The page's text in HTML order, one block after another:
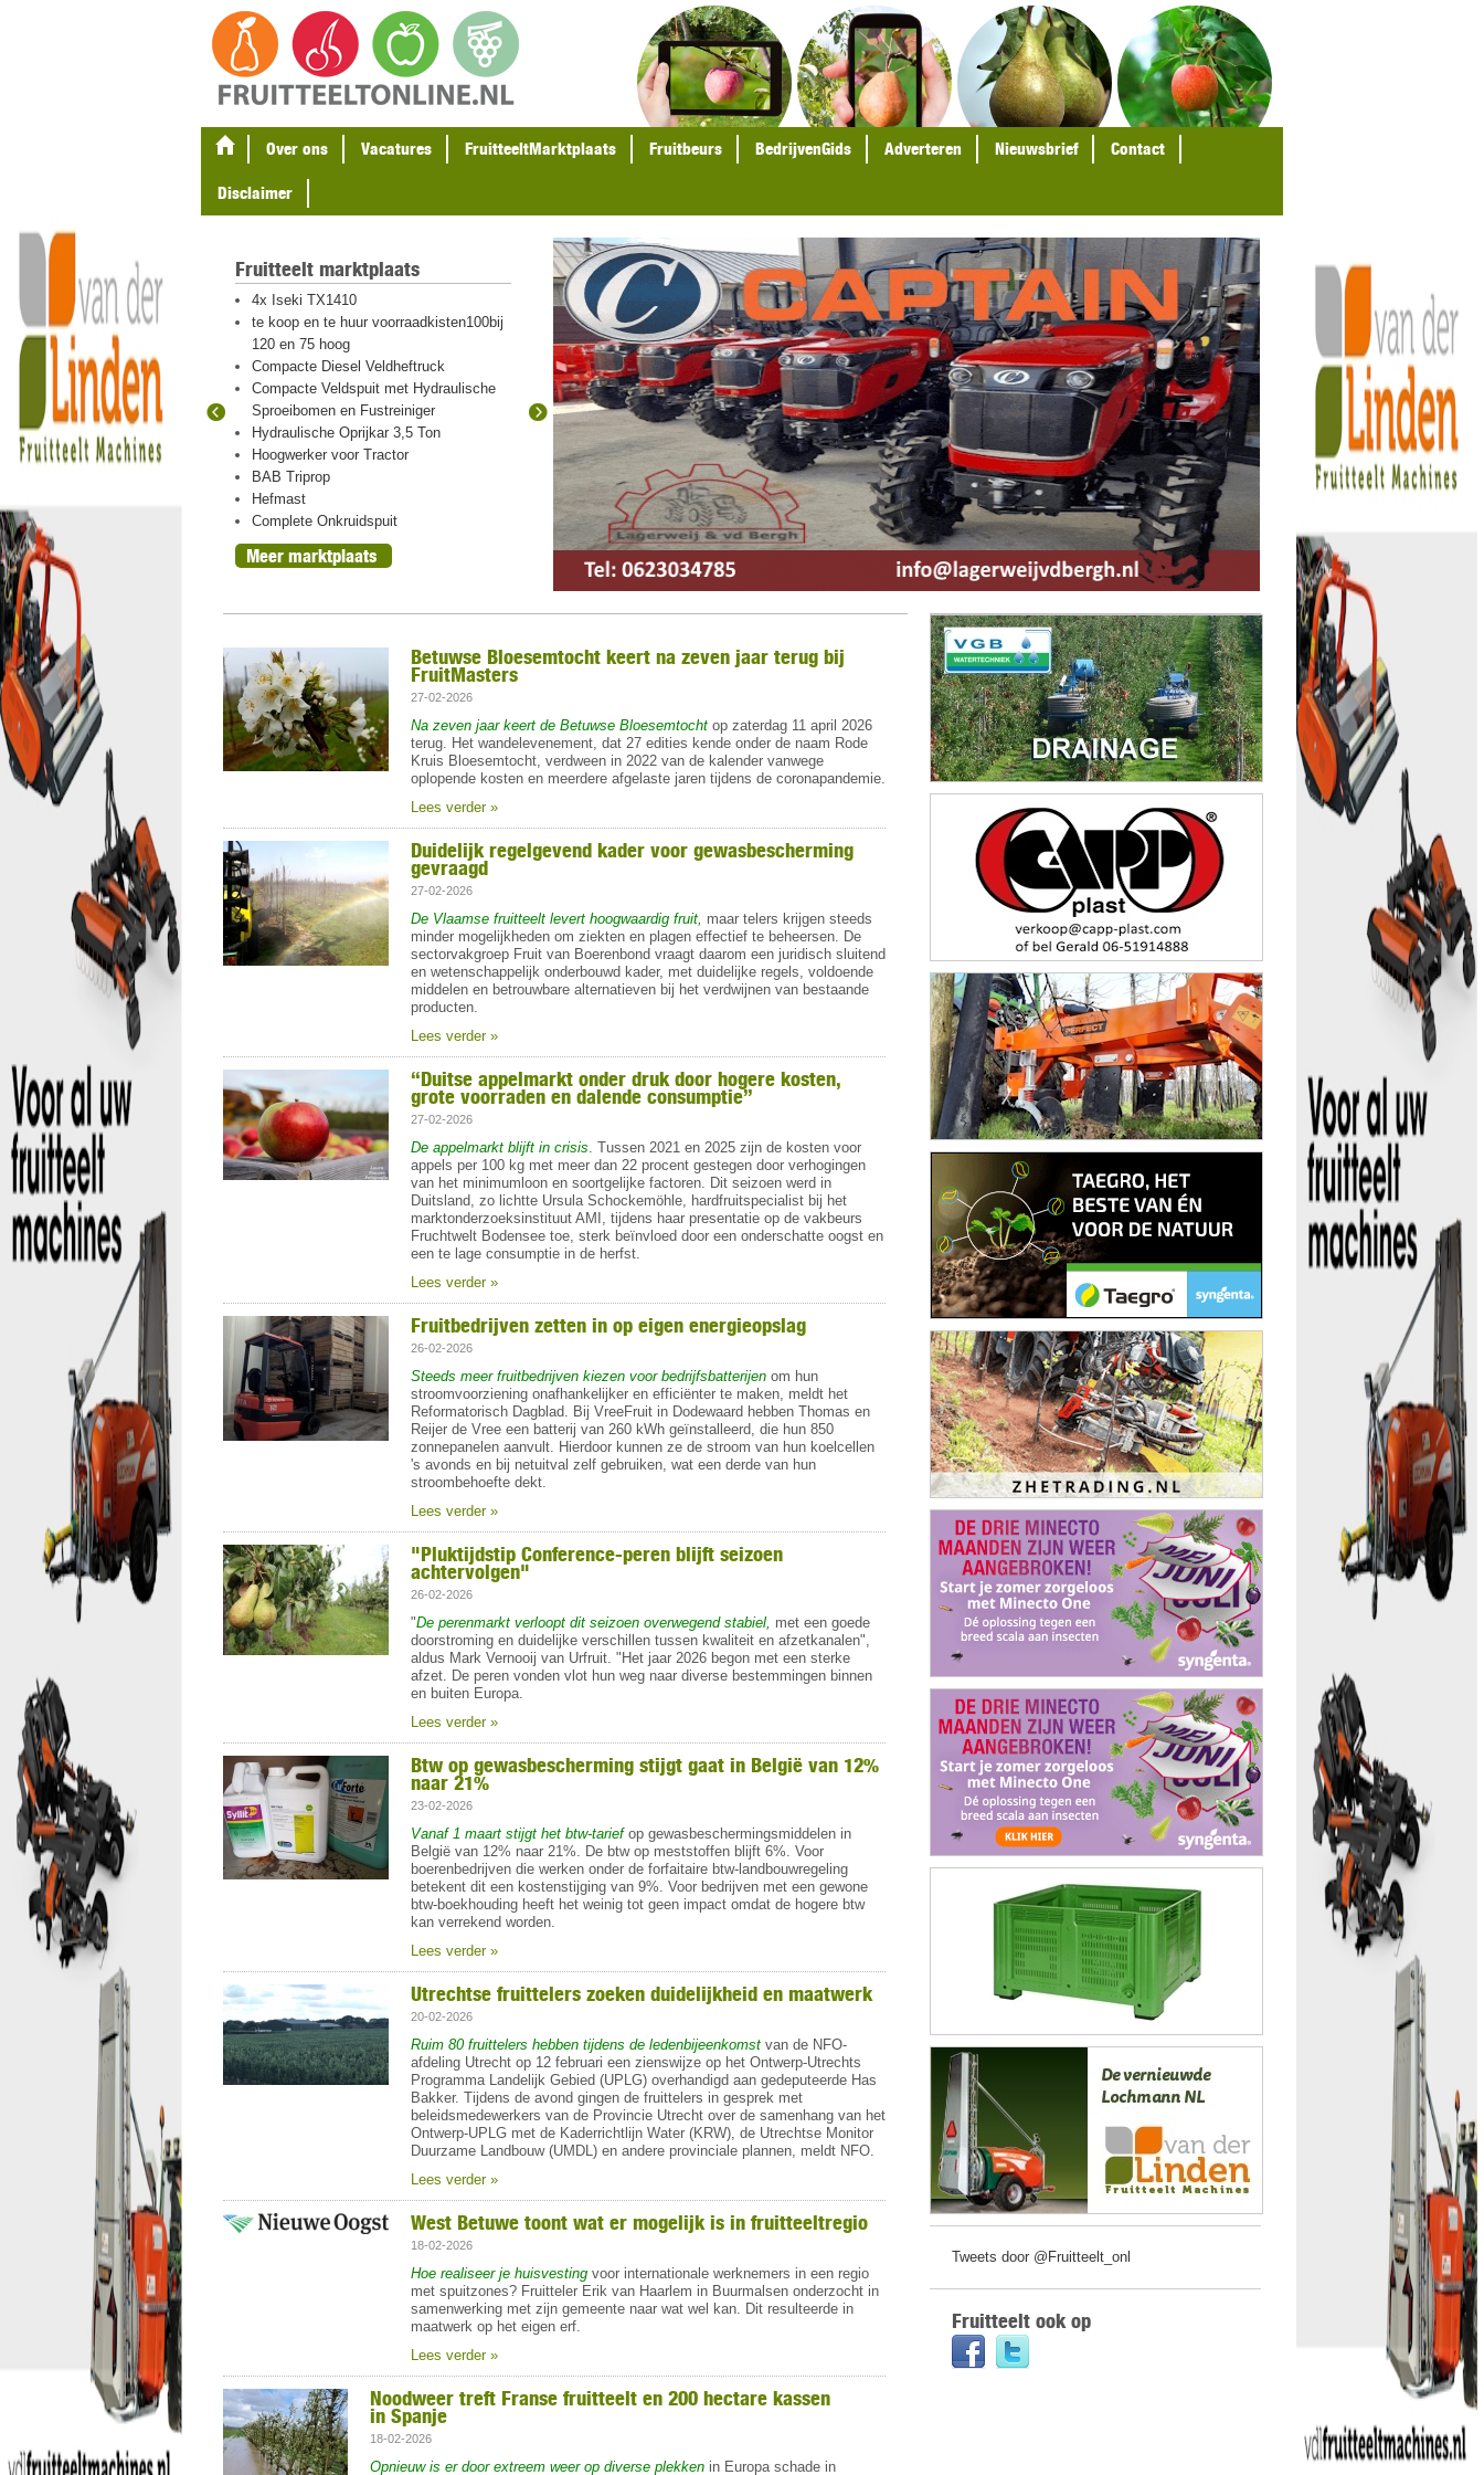
Over ons Vacatures FruitteeltMarktplaats Fruitbeurs BedrijvenGids Adverteren Nieuwsbrief Contact
Disclaimer
palen
hout en plastic
met
Fruitteelt marktplaats
4x Iseki TX1410
te koop en te huur voorraadkisten100bij
120 en 75 hoog
Compacte Diesel Veldheftruck
Compacte Veldspuit met Hydraulische
Sproeibomen en Fustreiniger
Hydraulische Oprijkar 3,5 Ton
Hoogwerker voor Tractor
BAB Triprop
Hefmast
Complete Onkruidspuit
Meer marktplaats
Betuwse Bloesemtocht keert na zeven jaar terug bij
FruitMasters
27-02-2026
Na zeven jaar keert de Betuwse Bloesemtocht op zaterdag 11 april 2026
terug. Het wandelevenement, dat 27 edities kende onder de naam Rode
Kruis Bloesemtocht, verdween in 2022 van de kalender vanwege
oplopende kosten en meerdere afgelaste jaren tijdens de coronapandemie.
Lees verder »
Duidelijk regelgevend kader voor gewasbescherming
gevraagd
27-02-2026
De Vlaamse fruitteelt levert hoogwaardig fruit, maar telers krijgen steeds
minder mogelijkheden om ziekten en plagen effectief te beheersen. De
sectorvakgroep Fruit van Boerenbond vraagt daarom een juridisch sluitend
en wetenschappelijk onderbouwd kader, met duidelijke regels, voldoende
middelen en betrouwbare alternatieven bij het verdwijnen van bestaande
producten.
Lees verder »
“Duitse appelmarkt onder druk door hogere kosten,
grote voorraden en dalende consumptie”
27-02-2026
De appelmarkt blijft in crisis. Tussen 2021 en 2025 zijn de kosten voor
appels per 100 kg met meer dan 22 procent gestegen door verhogingen
van het minimumloon en soortgelijke factoren. Dit seizoen werd in
Duitsland, zo lichtte Ursula Schockemöhle, hardfruitspecialist bij het
marktonderzoeksinstituut AMI, tijdens haar presentatie op de vakbeurs
Fruchtwelt Bodensee toe, sterk beïnvloed door een onderschatte oogst en
een te lage consumptie in de herfst.
Lees verder »
Fruitbedrijven zetten in op eigen energieopslag
26-02-2026
Steeds meer fruitbedrijven kiezen voor bedrijfsbatterijen om hun
stroomvoorziening onafhankelijker en efficiënter te maken, meldt het
Reformatorisch Dagblad. Bij VreeFruit in Dodewaard hebben Thomas en
Reijer de Vree een batterij van 260 kWh geïnstalleerd, die hun 850
zonnepanelen aanvult. Hierdoor kunnen ze de stroom van hun koelcellen
's avonds en bij netuitval zelf gebruiken, wat een derde van hun
stroombehoefte dekt.
Lees verder »
"Pluktijdstip Conference-peren blijft seizoen
achtervolgen"
26-02-2026
"De perenmarkt verloopt dit seizoen overwegend stabiel, met een goede
doorstroming en duidelijke verschillen tussen kwaliteit en afzetkanalen",
aldus Mark Vernooij van Urfruit. "Het jaar 2026 begon met een sterke
afzet. De peren vonden vlot hun weg naar diverse bestemmingen binnen
en buiten Europa.
Lees verder »
Btw op gewasbescherming stijgt gaat in België van 12%
naar 21%
23-02-2026
Vanaf 1 maart stijgt het btw-tarief op gewasbeschermingsmiddelen in
België van 12% naar 21%. De btw op meststoffen blijft 6%. Voor
boerenbedrijven die werken onder de forfaitaire btw-landbouwregeling
betekent dit een kostenstijging van 9%. Voor bedrijven met een gewone
btw-boekhouding heeft het weinig tot geen impact omdat de hogere btw
kan verrekend worden.
Lees verder »
Utrechtse fruittelers zoeken duidelijkheid en maatwerk
20-02-2026
Ruim 80 fruittelers hebben tijdens de ledenbijeenkomst van de NFO-
afdeling Utrecht op 12 februari een zienswijze op het Ontwerp-Utrechts
Programma Landelijk Gebied (UPLG) overhandigd aan gedeputeerde Has
Bakker. Tijdens de avond gingen de fruittelers in gesprek met
beleidsmedewerkers van de Provincie Utrecht over de samenhang van het
Ontwerp-UPLG met de Kaderrichtlijn Water (KRW), de Utrechtse Monitor
Duurzame Landbouw (UMDL) en andere provinciale plannen, meldt NFO.
Lees verder »
West Betuwe toont wat er mogelijk is in fruitteeltregio
18-02-2026
Hoe realiseer je huisvesting voor internationale werknemers in een regio
met spuitzones? Fruitteler Erik van Haarlem in Buurmalsen onderzocht in
samenwerking met zijn gemeente naar wat wel kan. Dit resulteerde in
maatwerk op het eigen erf.
Lees verder »
Noodweer treft Franse fruitteelt en 200 hectare kassen
in Spanje
18-02-2026
Opnieuw is er door extreem weer op diverse plekken in Europa schade in
Tweets door @Fruitteelt_onl
Fruitteelt ook op